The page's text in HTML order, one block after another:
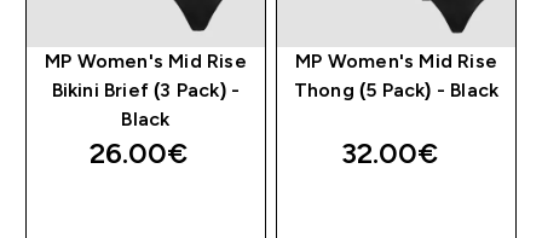
MP Women's Mid Rise
Bikini Brief (3 Pack) -
Black
26.00€‎
MP Women's Mid Rise
Thong (5 Pack) - Black
32.00€‎